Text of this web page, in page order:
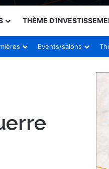
THÈME
Events/salons